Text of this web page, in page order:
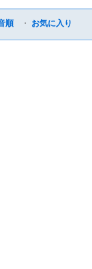
順 ・ お気に入り